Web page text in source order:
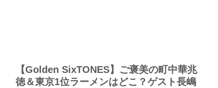
【Golden SixTONES】ご褒美の町中華兆
徳＆東京1位ラーメンはどこ？ゲスト長嶋